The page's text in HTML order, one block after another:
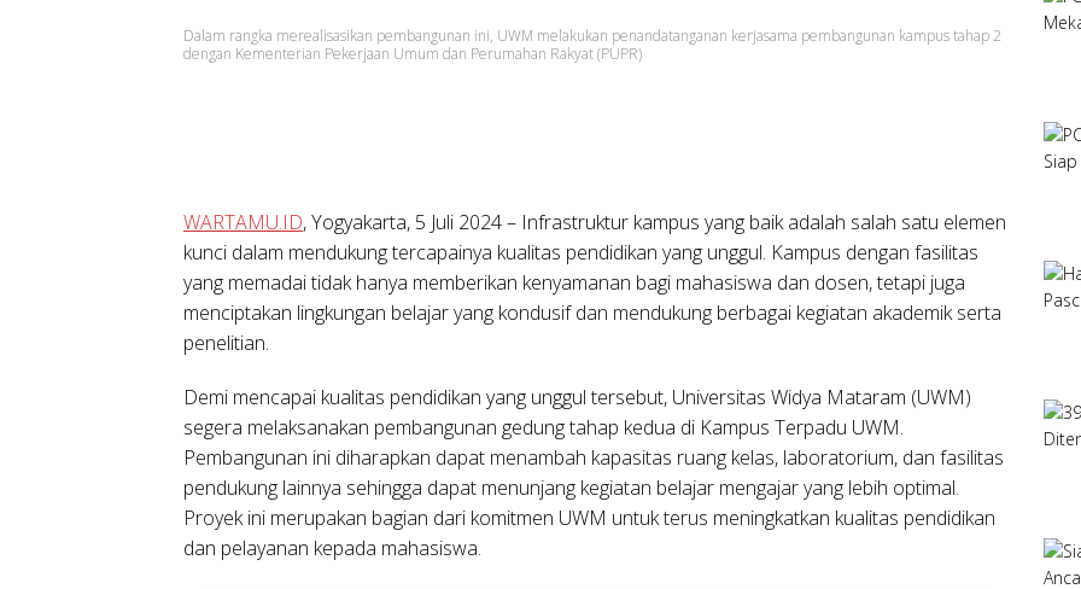
Dalam rangka merealisasikan pembangunan ini, UWM melakukan penandatanganan kerjasama pembangunan kampus tahap 2
dengan Kementerian Pekerjaan Umum dan Perumahan Rakyat (PUPR)
WARTAMU.ID,Yogyakarta, 5 Juli 2024– Infrastruktur kampus yang baik adalah salah satu elemen
kunci dalam mendukung tercapainya kualitas pendidikan yang unggul. Kampus dengan fasilitas
yang memadai tidak hanya memberikan kenyamanan bagi mahasiswa dan dosen, tetapi juga
menciptakan lingkungan belajar yang kondusif dan mendukung berbagai kegiatan akademik serta
penelitian.
Demi mencapai kualitas pendidikan yang unggul tersebut, Universitas Widya Mataram (UWM)
segera melaksanakan pembangunan gedung tahap kedua di Kampus Terpadu UWM.
Pembangunan ini diharapkan dapat menambah kapasitas ruang kelas, laboratorium, dan fasilitas
pendukung lainnya sehingga dapat menunjang kegiatan belajar mengajar yang lebih optimal.
Proyek ini merupakan bagian dari komitmen UWM untuk terus meningkatkan kualitas pendidikan
dan pelayanan kepada mahasiswa.